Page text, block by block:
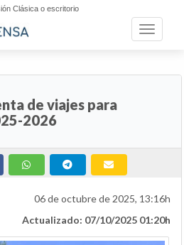
Clásica o escritorio
Toggle
de viajes para
2026
06 de octubre de 2025, 13:16h
Actualizado: 07/10/2025 01:20h